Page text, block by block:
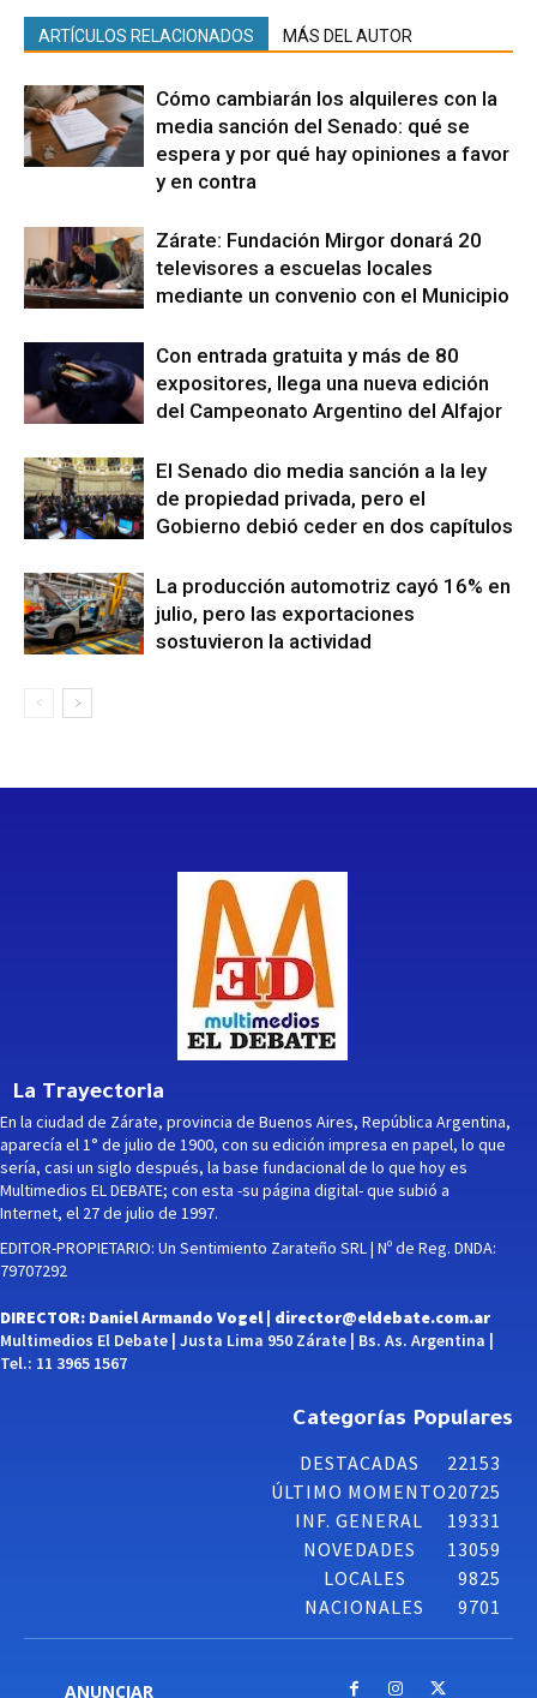
ARTÍCULOS RELACIONADOS MÁS DEL AUTOR
Cómo cambiarán los alquileres con la
media sanción del Senado: qué se
espera y por qué hay opiniones a favor
y en contra
Zárate: Fundación Mirgor donará 20
televisores a escuelas locales
mediante un convenio con el Municipio
Con entrada gratuita y más de 80
expositores, llega una nueva edición
del Campeonato Argentino del Alfajor
El Senado dio media sanción a la ley
de propiedad privada, pero el
Gobierno debió ceder en dos capítulos
La producción automotriz cayó 16% en
julio, pero las exportaciones
sostuvieron la actividad
La Trayectoria
En la ciudad de Zárate, provincia de Buenos Aires, República Argentina,
aparecía el 1° de julio de 1900, con su edición impresa en papel, lo que
sería, casi un siglo después, la base fundacional de lo que hoy es
Multimedios EL DEBATE; con esta -su página digital- que subió a
Internet, el 27 de julio de 1997.
EDITOR-PROPIETARIO: Un Sentimiento Zarateño SRL | Nº de Reg. DNDA:
79707292
DIRECTOR: Daniel Armando Vogel | director@eldebate.com.ar
Multimedios El Debate | Justa Lima 950 Zárate | Bs. As. Argentina |
Tel.: 11 3965 1567
Categorías Populares
DESTACADAS
22153
ÚLTIMO MOMENTO20725
INF. GENERAL
19331
NOVEDADES
13059
LOCALES
9825
NACIONALES
9701
ANUNCIAR